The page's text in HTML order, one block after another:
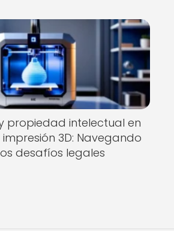
propiedad intelectual en
3D: Navegando
desafíos legales